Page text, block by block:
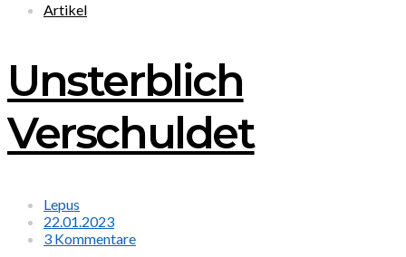
Artikel
Unsterblich
Verschuldet
Lepus
22.01.2023
3 Kommentare